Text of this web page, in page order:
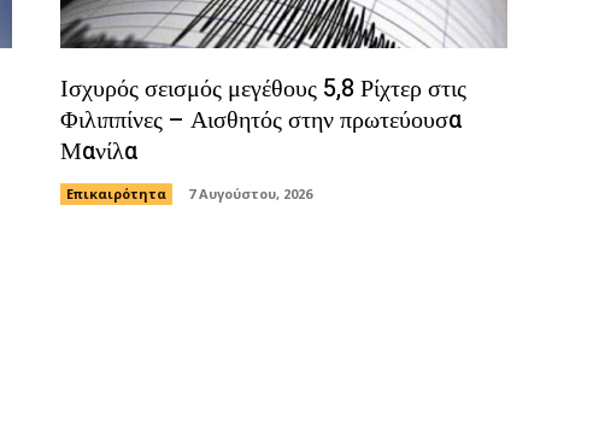
Ισχυρός σεισμός μεγέθους 5,8 Ρίχτερ στις
Φιλιππίνες – Αισθητός στην πρωτεύουσα
Μανίλα
Επικαιρότητα 7 Αυγούστου, 2026